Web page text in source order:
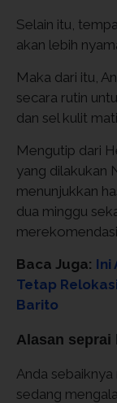
Selain itu,
akan lebih
Maka dari itu,
secara rutin
dan sel kulit
Mengutip dari
yang dilakukan
menunjukkan
dua minggu
Baca Juga: Ini
Tetap
Barito
Alasan
Anda
sedang